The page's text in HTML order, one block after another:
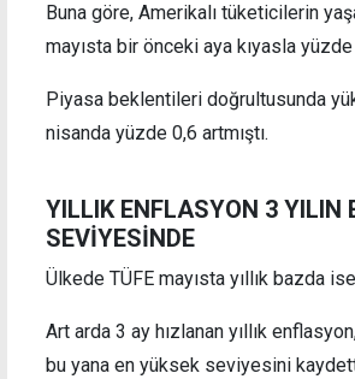
Buna göre, Amerikalı tüketicilerin
mayısta bir önceki aya kıyasla
Piyasa beklentileri doğrultusunda
nisanda yüzde 0,6 artmıştı.
YILLIK ENFLASYON 3 YILIN
SEVİYESİNDE
Ülkede TÜFE mayısta yıllık bazda
Art arda 3 ay hızlanan yıllık
bu yana en yüksek seviyesini